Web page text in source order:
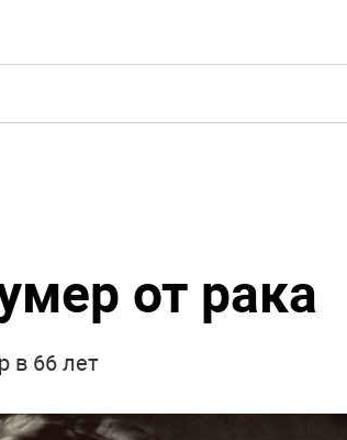
от рака
в 66 лет